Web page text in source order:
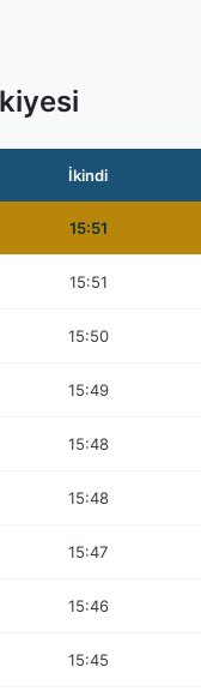
İkindi
15:51
15:51
15:50
15:49
15:48
15:48
15:47
15:46
15:45